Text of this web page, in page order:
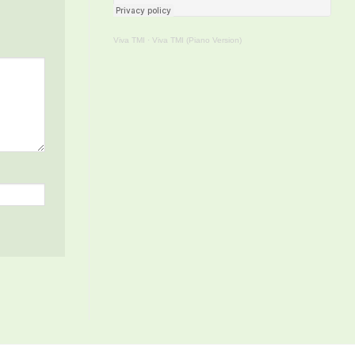
Viva TMI · Viva TMI (Piano Version)